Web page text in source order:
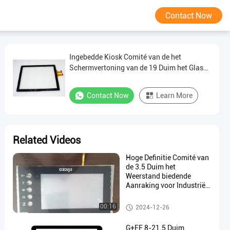
Contact Now
Ingebedde Kiosk Comité van de het
Schermvertoning van de 19 Duim het Glas
Contact Now Learn More
Related Videos
00:16
Hoge Definitie Comité van
de 3.5 Duim het
Weerstand biedende
Aanraking voor Industriële
Weerstand biedend Aanraking
scomité
2024-12-26
G+FF 8-21.5 Duim